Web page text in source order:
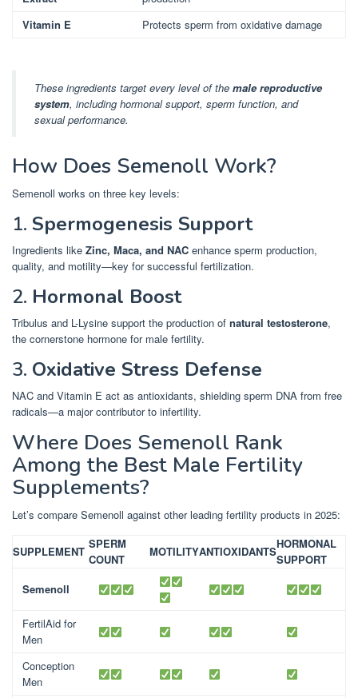
Vitamin E
Protects sperm from oxidative damage
These ingredients target every level of the male reproductive
system, including hormonal support, sperm function, and
sexual performance.
How Does Semenoll Work?
Semenoll works on three key levels:
1. Spermogenesis Support
Ingredients like Zinc, Maca, and NAC enhance sperm production,
quality, and motility—key for successful fertilization.
2. Hormonal Boost
Tribulus and L-Lysine support the production of natural testosterone,
the cornerstone hormone for male fertility.
3. Oxidative Stress Defense
NAC and Vitamin E act as antioxidants, shielding sperm DNA from free
radicals—a major contributor to infertility.
Where Does Semenoll Rank
Among the Best Male Fertility
Supplements?
Let’s compare Semenoll against other leading fertility products in 2025:
SUPPLEMENT
SPERM
COUNT
MOTILITYANTIOXIDANTS
HORMONAL
SUPPORT
Semenoll
FertilAid for
Men
Conception
Men